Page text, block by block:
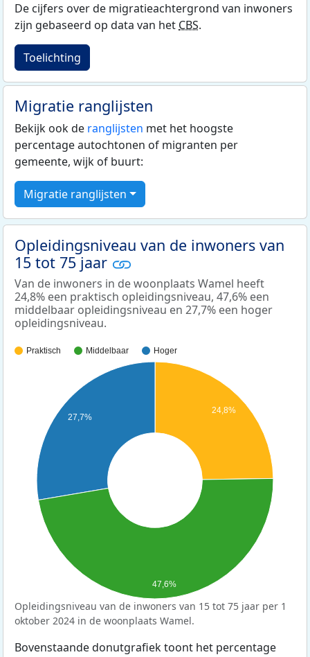
De cijfers over de migratieachtergrond van inwoners
zijn gebaseerd op data van het CBS.
Toelichting
Migratie ranglijsten
Bekijk ook de ranglijsten met het hoogste
percentage autochtonen of migranten per
gemeente, wijk of buurt:
Migratie ranglijsten
Opleidingsniveau van de inwoners van
15 tot 75 jaar
Van de inwoners in de woonplaats Wamel heeft
24,8% een praktisch opleidingsniveau, 47,6% een
middelbaar opleidingsniveau en 27,7% een hoger
opleidingsniveau.
Praktisch Middelbaar Hoger
24,8%
27,7%
47,6%
Opleidingsniveau van de inwoners van 15 tot 75 jaar per 1
oktober 2024 in de woonplaats Wamel.
Bovenstaande donutgrafiek toont het percentage